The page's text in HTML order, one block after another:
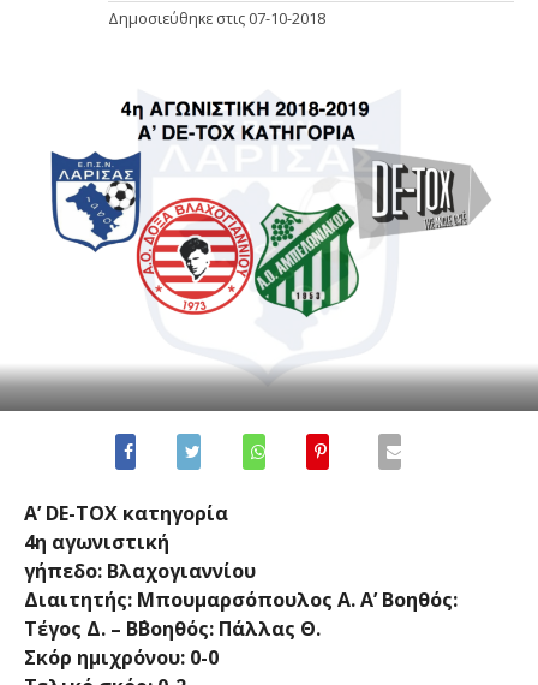
Δημοσιεύθηκε στις 07-10-2018
Α’ DE-TOX κατηγορία
4η αγωνιστική
γήπεδο: Βλαχογιαννίου
Διαιτητής: Μπουμαρσόπουλος Α. Α’ Βοηθός:
Τέγος Δ. – Β΄Βοηθός: Πάλλας Θ.
Σκόρ ημιχρόνου: 0-0